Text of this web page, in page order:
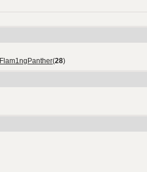
Flam1ngPanther(28)